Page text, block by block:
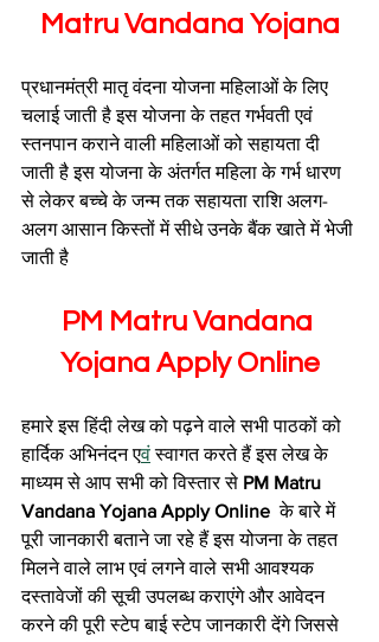
Matru Vandana Yojana
प्रधानमंत्री मातृ वंदना योजना महिलाओं के लिए
चलाई जाती है इस योजना के तहत गर्भवती एवं
स्तनपान कराने वाली महिलाओं को सहायता दी
जाती है इस योजना के अंतर्गत महिला के गर्भ धारण
से लेकर बच्चे के जन्म तक सहायता राशि अलग-
अलग आसान किस्तों में सीधे उनके बैंक खाते में भेजी
जाती है
PM Matru Vandana
Yojana Apply Online
हमारे इस हिंदी लेख को पढ़ने वाले सभी पाठकों को
हार्दिक अभिनंदन एवं स्वागत करते हैं इस लेख के
माध्यम से आप सभी को विस्तार से PM Matru
Vandana Yojana Apply Online के बारे में
पूरी जानकारी बताने जा रहे हैं इस योजना के तहत
मिलने वाले लाभ एवं लगने वाले सभी आवश्यक
दस्तावेजों की सूची उपलब्ध कराएंगे और आवेदन
करने की पूरी स्टेप बाई स्टेप जानकारी देंगे जिससे